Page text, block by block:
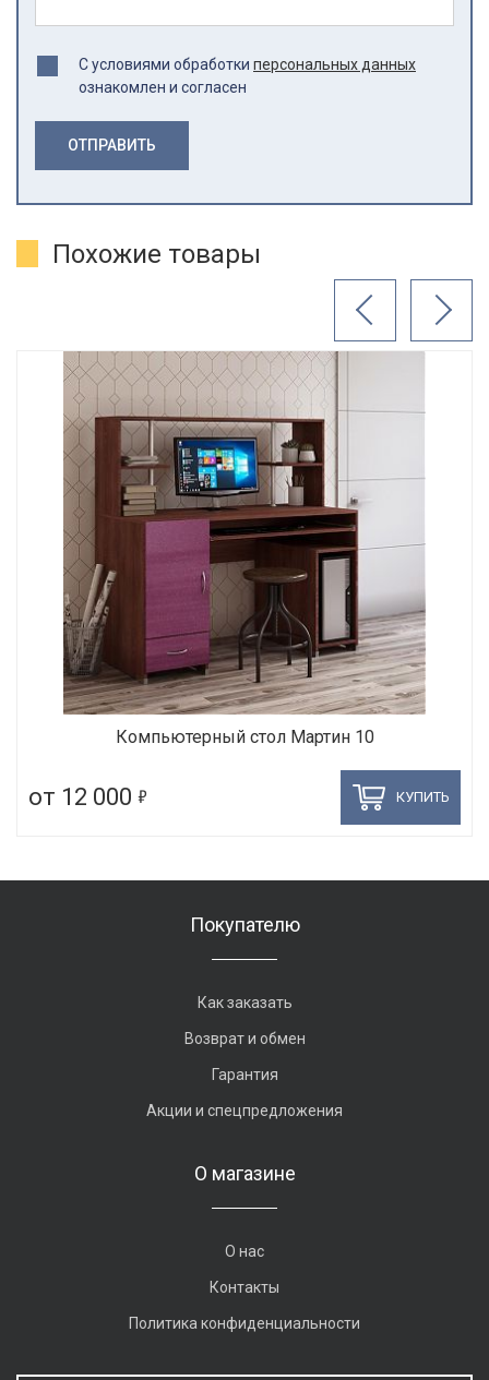
С условиями обработки персональных данных
ознакомлен и согласен
ОТПРАВИТЬ
Похожие товары
Компьютерный стол Мартин 10
от 12 000 5 КУПИТЬ
Покупателю
Как заказать
Возврат и обмен
Гарантия
Акции и спецпредложения
О магазине
О нас
Контакты
Политика конфиденциальности